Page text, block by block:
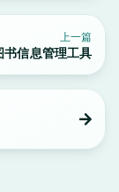
上一篇
信息管理工具